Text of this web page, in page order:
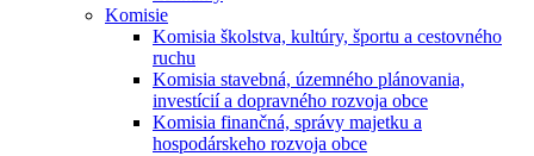
Komisie
Komisia školstva, kultúry, športu a cestovného
ruchu
Komisia stavebná, územného plánovania,
investícií a dopravného rozvoja obce
Komisia finančná, správy majetku a
hospodárskeho rozvoja obce